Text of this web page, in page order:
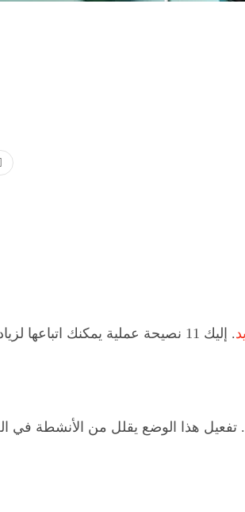
. إليك 11 نصيحة عملية يمكنك اتباعها
هذا الوضع يقلل من الأنشطة في